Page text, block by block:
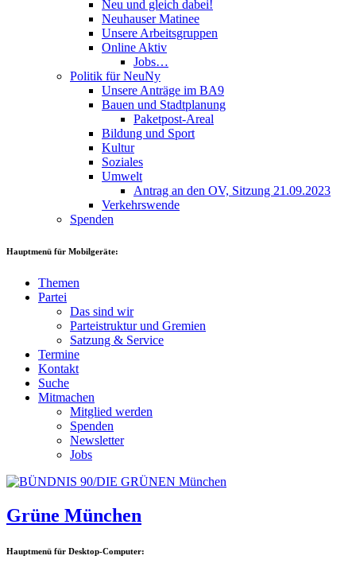
Neu und gleich dabei!
Neuhauser Matinee
Unsere Arbeitsgruppen
Online Aktiv
Jobs…
Politik für NeuNy
Unsere Anträge im BA9
Bauen und Stadtplanung
Paketpost-Areal
Bildung und Sport
Kultur
Soziales
Umwelt
Antrag an den OV, Sitzung 21.09.2023
Verkehrswende
Spenden
Hauptmenü für Mobilgeräte:
Themen
Partei
Das sind wir
Parteistruktur und Gremien
Satzung & Service
Termine
Kontakt
Suche
Mitmachen
Mitglied werden
Spenden
Newsletter
Jobs
Grüne München
Hauptmenü für Desktop-Computer: